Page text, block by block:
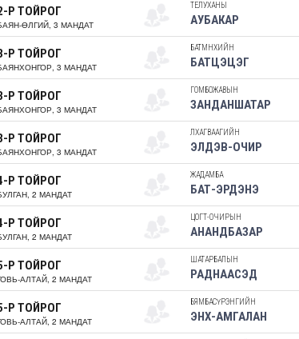
Р ТОЙРОГ
ӨЛГИЙ, 3 МАНДАТ
ТЕЛУХАНЫ
АУБАКАР
Р ТОЙРОГ
3 МАНДАТ
БАТМӨНХИЙН
БАТЦЭЦЭГ
Р ТОЙРОГ
3 МАНДАТ
ГОМБОЖАВЫН
ЗАНДАНШАТАР
Р ТОЙРОГ
3 МАНДАТ
ЛХАГВААГИЙН
ЭЛДЭВ-ОЧИР
Р ТОЙРОГ
2 МАНДАТ
ЖАДАМБА
БАТ-ЭРДЭНЭ
Р ТОЙРОГ
2 МАНДАТ
ЦОГТ-ОЧИРЫН
АНАНДБАЗАР
Р ТОЙРОГ
АЛТАЙ, 2 МАНДАТ
ШАТАРБАЛЫН
РАДНААСЭД
Р ТОЙРОГ
АЛТАЙ, 2 МАНДАТ
БЯМБАСҮРЭНГИЙН
ЭНХ-АМГАЛАН